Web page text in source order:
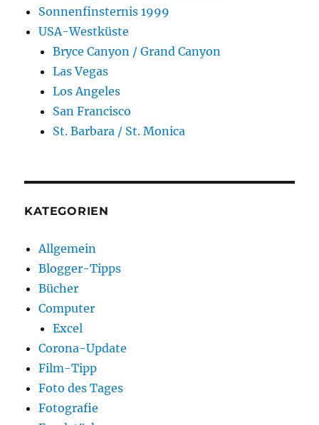
Sonnenfinsternis 1999
USA-Westküste
Bryce Canyon / Grand Canyon
Las Vegas
Los Angeles
San Francisco
St. Barbara / St. Monica
KATEGORIEN
Allgemein
Blogger-Tipps
Bücher
Computer
Excel
Corona-Update
Film-Tipp
Foto des Tages
Fotografie